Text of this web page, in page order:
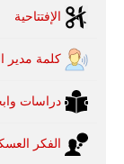
الإفتتاحية
كلمة مدير
دراسات
الفكر